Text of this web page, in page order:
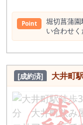
Point
堀切菖蒲
い合わせく
[成約済] 大井町駅